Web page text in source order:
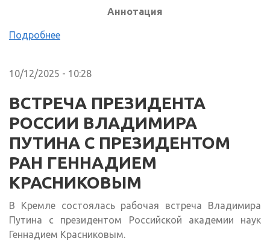
Аннотация
Подробнее
10/12/2025 - 10:28
ВСТРЕЧА ПРЕЗИДЕНТА
РОССИИ ВЛАДИМИРА
ПУТИНА С ПРЕЗИДЕНТОМ
РАН ГЕННАДИЕМ
КРАСНИКОВЫМ
В Кремле состоялась рабочая встреча Владимира
Путина с президентом Российской академии наук
Геннадием Красниковым.